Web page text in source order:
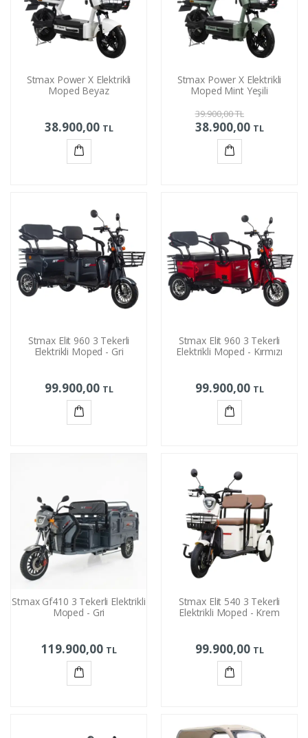
Stmax Power X Elektrikli
Moped Beyaz
38.900,00 TL
Stmax Power X Elektrikli
Moped Mint Yeşili
39.900,00TL
38.900,00 TL
Stmax Elit 960 3 Tekerli
Elektrikli Moped - Gri
99.900,00 TL
Stmax Elit 960 3 Tekerli
Elektrikli Moped - Kırmızı
99.900,00 TL
Stmax Gf410 3 Tekerli Elektrikli
Moped - Gri
119.900,00 TL
Stmax Elit 540 3 Tekerli
Elektrikli Moped - Krem
99.900,00 TL